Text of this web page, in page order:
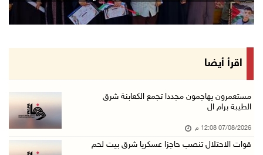
06/آب/2026 11:53 م
الاحتلال يخطر باقتلاع أشجار من 310 دونمات وال ...
قوات الاحتلال تقتحم يعبد جنوب غرب جنين
48 إصابة منذ بدء عدوان الاحتلال على مخيم قلند ...
06/آب/2026 10:45 م
الاحتلال يعتقل شابين من المغير
06/آب/2026 10:27 م
اقرأ أيضا
مستعمرون يهاجمون مجددا تجمع الكعابنة شرق
الطيبة برام ال
07/08/2026 12:08 م
قوات الاحتلال تنصب حاجزا عسكريا شرق بيت لحم